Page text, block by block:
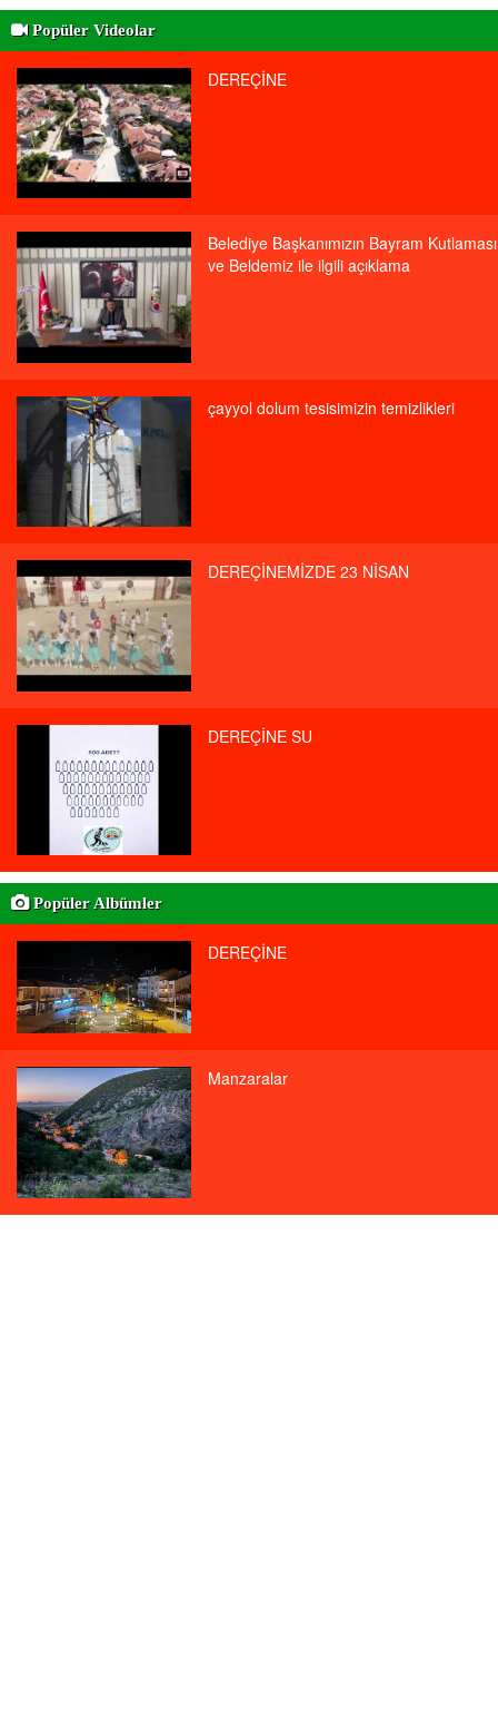
Popüler Videolar
DEREÇİNE
Belediye Başkanımızın Bayram Kutlaması
ve Beldemiz ile ilgili açıklama
çayyol dolum tesisimizin temizlikleri
DEREÇİNEMİZDE 23 NİSAN
DEREÇİNE SU
Popüler Albümler
DEREÇİNE
Manzaralar